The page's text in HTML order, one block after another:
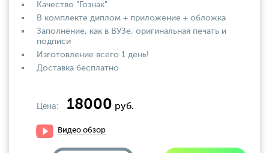
Качество "Гознак"
В комплекте диплом + приложение + обложка
Заполнение, как в ВУЗе, оригинальная печать и
подписи
Изготовление всего 1 день!
Доставка бесплатно
Цена: 18000 руб.
Видео обзор